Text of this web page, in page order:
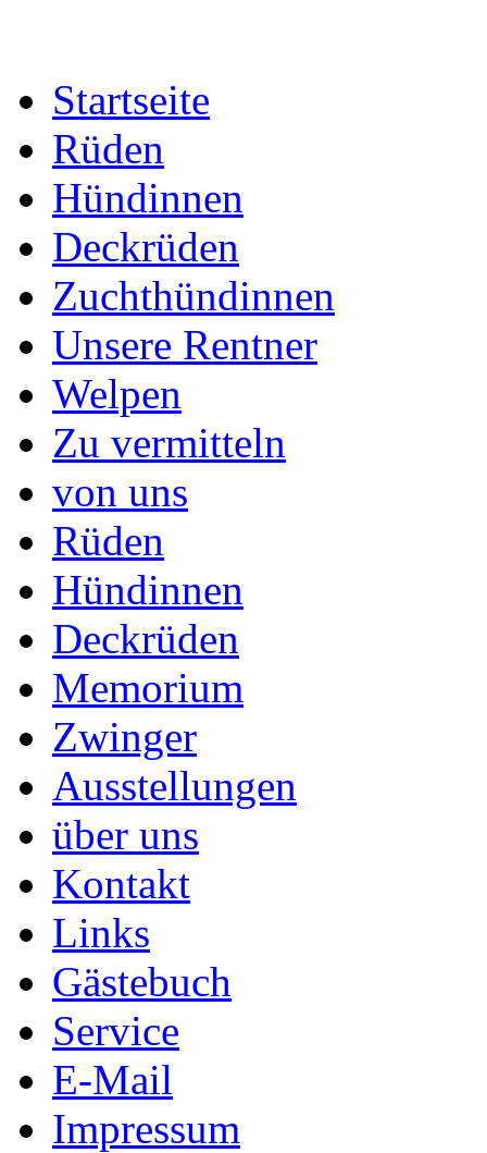
Startseite
Rüden
Hündinnen
Deckrüden
Zuchthündinnen
Unsere Rentner
Welpen
Zu vermitteln
von uns
Rüden
Hündinnen
Deckrüden
Memorium
Zwinger
Ausstellungen
über uns
Kontakt
Links
Gästebuch
Service
E-Mail
Impressum